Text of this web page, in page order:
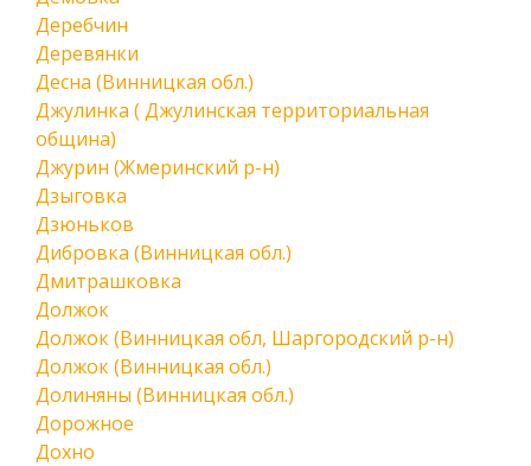
Деребчин
Деревянки
Десна (Винницкая обл.)
Джулинка ( Джулинская территориальная
община)
Джурин (Жмеринский р-н)
Дзыговка
Дзюньков
Дибровка (Винницкая обл.)
Дмитрашковка
Должок
Должок (Винницкая обл, Шаргородский р-н)
Должок (Винницкая обл.)
Долиняны (Винницкая обл.)
Дорожное
Дохно